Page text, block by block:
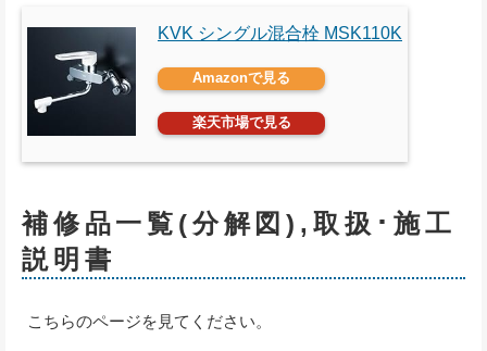
KVK シングル混合栓 MSK110K
Amazonで見る
楽天市場で見る
補修品一覧(分解図),取扱･施工
説明書
こちらのページを見てください。